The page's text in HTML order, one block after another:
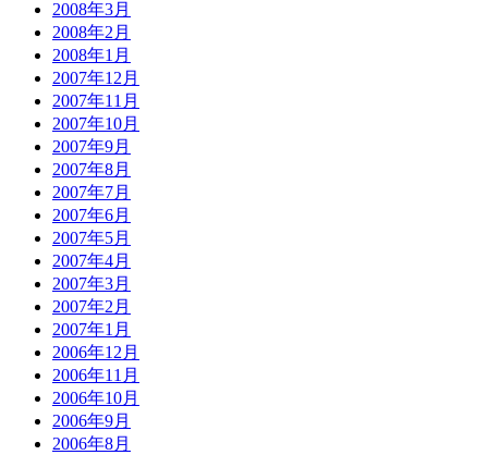
2008年3月
2008年2月
2008年1月
2007年12月
2007年11月
2007年10月
2007年9月
2007年8月
2007年7月
2007年6月
2007年5月
2007年4月
2007年3月
2007年2月
2007年1月
2006年12月
2006年11月
2006年10月
2006年9月
2006年8月